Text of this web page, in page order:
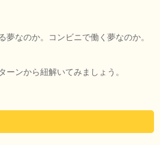
夢なのか。コンビニで働く夢なのか。
ーンから紐解いてみましょう。